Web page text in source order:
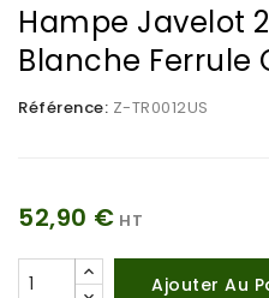
Hampe Javelot
Blanche Ferrule
Référence: Z-TR0012US
52,90 € HT
Ajouter Au